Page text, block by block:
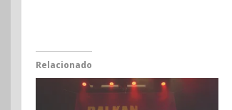
Relacionado